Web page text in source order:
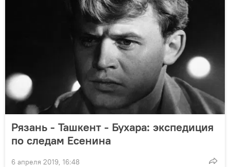
Рязань - Ташкент - Бухара: экспедиция
по следам Есенина
6 апреля 2019, 16:48